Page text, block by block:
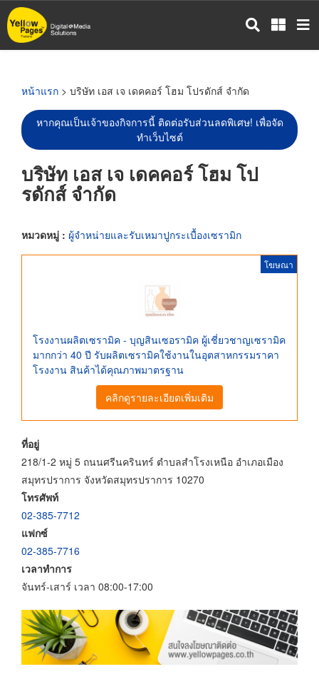
ข้าม
ไป
หน้าแรก > บริษัท เอส เจ เดคคอร์ โฮม โปรดักส์ จำกัด
หากคุณเป็นเจ้าของกิจการนี้ ติดต่อรับส่วนลดพิเศษ! เพื่อจัด
ทำเว็บไซต์
บริษัท เอส เจ เดคคอร์ โฮม โป
รดักส์ จำกัด
หมวดหมู่ : ผู้จำหน่ายและรับเหมาปูกระเบื้องเซรามิก
โฆษณา
โรงงานผลิตเซรามิค - บุญสินเซอรามิค ผู้เชี่ยวชาญเซรามิค
มากกว่า 40 ปี รับผลิตเซรามิคใช้งานในอุตสาหกรรมราคา
โรงงาน สินค้าได้คุณภาพมาตรฐาน
คลิกดูรายละเอียดเพิ่มเติม
ที่อยู่
218/1-2 หมู่ 5 ถนนศรีนครินทร์ ตำบลสำโรงเหนือ อำเภอเมือง
สมุทรปราการ จังหวัดสมุทรปราการ 10270
โทรศัพท์
02-385-7712
แฟกซ์
02-385-7716
เวลาทำการ
จันทร์-เสาร์ เวลา 08:00-17:00